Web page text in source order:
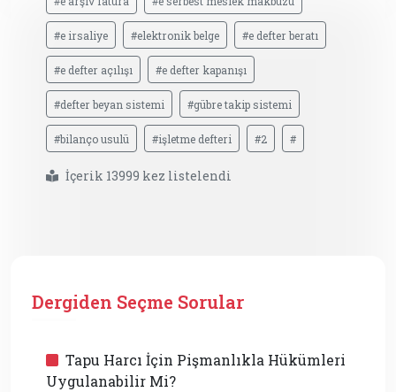
#e irsaliye #elektronik belge #e defter beratı
#e defter açılışı #e defter kapanışı
#defter beyan sistemi #gübre takip sistemi
#bilanço usulü #işletme defteri #2 #
İçerik 13999 kez listelendi
Dergiden Seçme Sorular
Tapu Harcı İçin Pişmanlıkla Hükümleri
Uygulanabilir Mi?